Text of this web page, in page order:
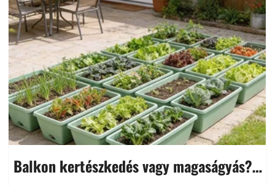
Balkon kertészkedés vagy magaságyás?